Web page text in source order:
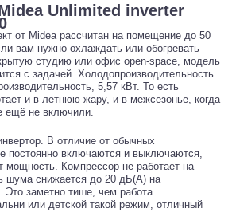
Unlimited inverter
от Midea рассчитан на помещение до 50
вам нужно охлаждать или обогревать
студию или офис open-space, модель
с задачей. Холодопроизводительность
5,57 кВт. То есть
и в летнюю жару, и в межсезонье, когда
ещё не включили.
В отличие от обычных
постоянно включаются и выключаются,
мощность. Компрессор не работает на
шума снижается до 20 дБ(А) на
Это заметно тише, чем работа
или детской такой режим, отличный